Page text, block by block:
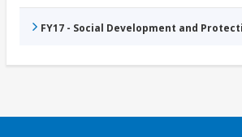
FY17 - Social Development and